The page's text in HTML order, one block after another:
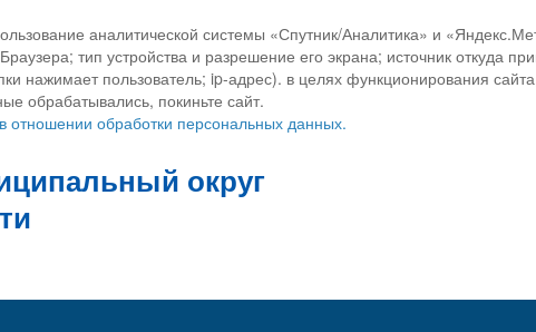
аналитической системы «Спутник/Аналитика» и
тип устройства и разрешение его экрана; источник откуда
нажимает пользователь; ip-адрес). в целях функционирования
обрабатывались, покиньте сайт.
отношении обработки персональных данных.